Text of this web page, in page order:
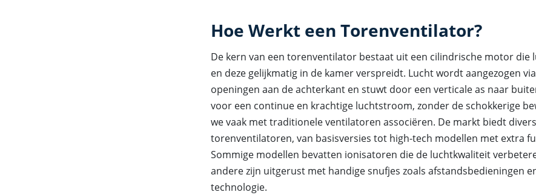
Hoe Werkt een Torenventilator?
De kern van een torenventilator bestaat uit een cilindrische motor die
en deze gelijkmatig in de kamer verspreidt. Lucht wordt aangezogen
openingen aan de achterkant en stuwt door een verticale as naar
voor een continue en krachtige luchtstroom, zonder de schokkerige
we vaak met traditionele ventilatoren associëren. De markt biedt
torenventilatoren, van basisversies tot high-tech modellen met extra
Sommige modellen bevatten ionisatoren die de luchtkwaliteit
andere zijn uitgerust met handige snufjes zoals afstandsbedieningen
technologie.